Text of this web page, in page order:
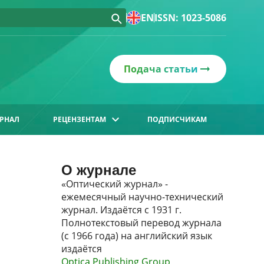
ENISSN: 1023-5086
Подача статьи
РЕЦЕНЗЕНТАМ ПОДПИСЧИКАМ
О журнале
«Оптический журнал» -
ежемесячный научно-технический
журнал. Издаётся с 1931 г.
Полнотекстовый перевод журнала
(с 1966 года) на английский язык
издаётся